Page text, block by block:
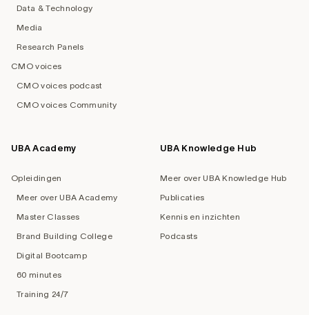
Data & Technology
Media
Research Panels
CMO voices
CMO voices podcast
CMO voices Community
UBA Academy
Opleidingen
Meer over UBA Academy
Master Classes
Brand Building College
Digital Bootcamp
60 minutes
Training 24/7
UBA Knowledge Hub
Meer over UBA Knowledge Hub
Publicaties
Kennis en inzichten
Podcasts